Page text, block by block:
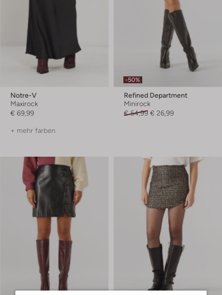
Notre-V
Maxirock
€ 69,99
+ mehr farben
-50%
Refined Department
Minirock
€ 54,99 € 26,99